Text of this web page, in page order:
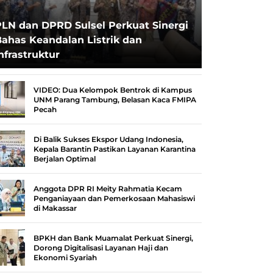
dan DPRD Sulsel Perkuat Sinergi
Keandalan Listrik dan
VIDEO: Dua Kelompok Bentrok di Kampus
UNM Parang Tambung, Belasan Kaca FMIPA
Pecah
Di Balik Sukses Ekspor Udang Indonesia,
Kepala Barantin Pastikan Layanan Karantina
Berjalan Optimal
Anggota DPR RI Meity Rahmatia Kecam
Penganiayaan dan Pemerkosaan Mahasiswi
di Makassar
BPKH dan Bank Muamalat Perkuat Sinergi,
Dorong Digitalisasi Layanan Haji dan
Ekonomi Syariah